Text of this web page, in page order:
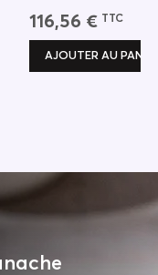
116,56 € TTC
AJOUTER AU